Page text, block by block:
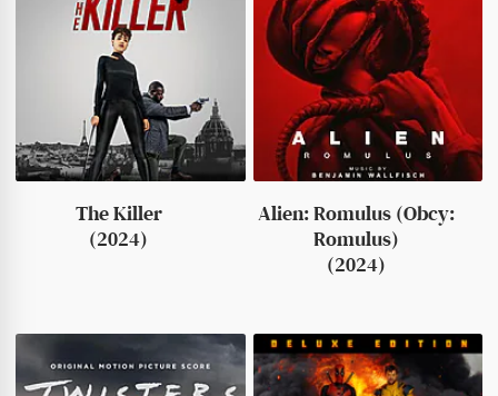
The Killer
(2024)
Alien: Romulus (Obcy:
Romulus)
(2024)